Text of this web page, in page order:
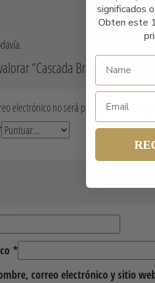
“Cascada Bracelet (Blue)”
electrónico no será publicada.Los
*
correo electrónico y sitio
significados
Obten este